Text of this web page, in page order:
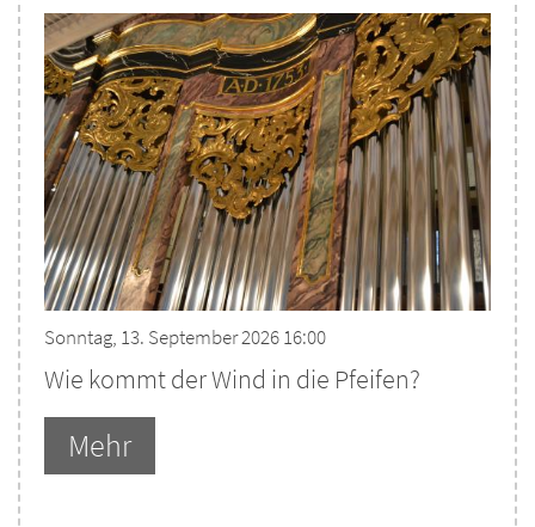
Sonntag, 13. September 2026 16:00
Wie kommt der Wind in die Pfeifen?
Mehr